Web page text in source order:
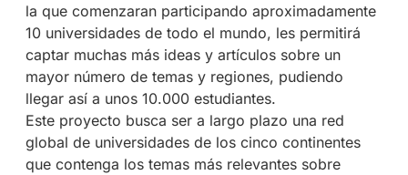
la que comenzaran participando aproximadamente
10 universidades de todo el mundo, les permitirá
captar muchas más ideas y artículos sobre un
mayor número de temas y regiones, pudiendo
llegar así a unos 10.000 estudiantes.
Este proyecto busca ser a largo plazo una red
global de universidades de los cinco continentes
que contenga los temas más relevantes sobre